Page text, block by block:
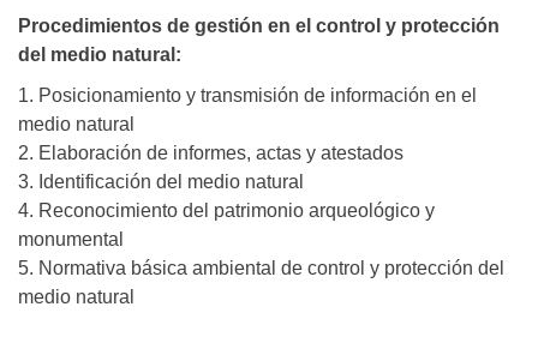
Procedimientos de gestión en el control y protección
del medio natural:
1. Posicionamiento y transmisión de información en el
medio natural
2. Elaboración de informes, actas y atestados
3. Identificación del medio natural
4. Reconocimiento del patrimonio arqueológico y
monumental
5. Normativa básica ambiental de control y protección del
medio natural